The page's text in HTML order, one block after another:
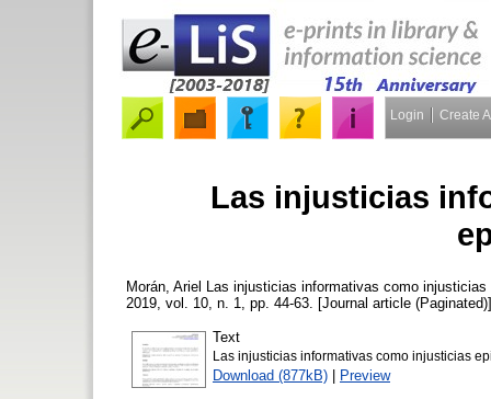
Login Create
Las injusticias
Morán, Ariel
Las injusticias informativas como
2019, vol. 10, n. 1, pp. 44-63. [Journal article (Paginated)]
Text
Las injusticias informativas como injusticias
Download (877kB) | Preview